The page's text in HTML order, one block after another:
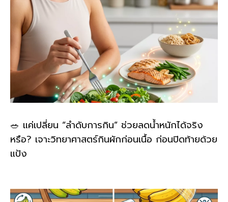
🥗 แค่เปลี่ยน “ลำดับการกิน” ช่วยลดน้ำหนักได้จริง
หรือ? เจาะวิทยาศาสตร์กินผักก่อนเนื้อ ก่อนปิดท้ายด้วย
แป้ง